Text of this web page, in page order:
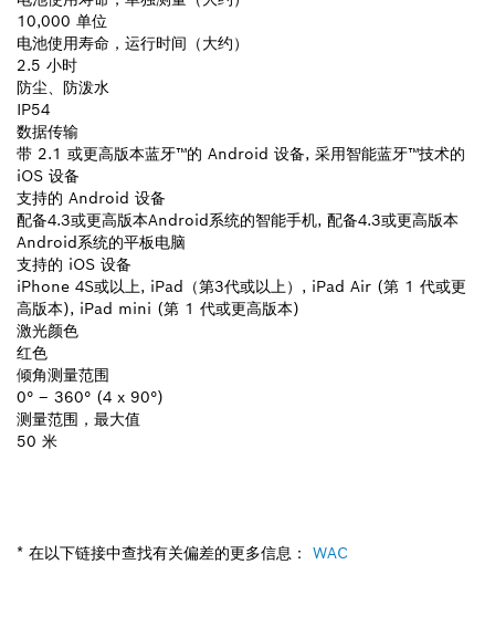
10,000 单位
电池使用寿命，运行时间（大约）
2.5 小时
防尘、防泼水
IP54
数据传输
带 2.1 或更高版本蓝牙™的 Android 设备, 采用智能蓝牙™技术的
iOS 设备
支持的 Android 设备
配备4.3或更高版本Android系统的智能手机, 配备4.3或更高版本
Android系统的平板电脑
支持的 iOS 设备
iPhone 4S或以上, iPad（第3代或以上）, iPad Air (第 1 代或更
高版本), iPad mini (第 1 代或更高版本)
激光颜色
红色
倾角测量范围
0° – 360° (4 x 90°)
测量范围，最大值
50 米
* 在以下链接中查找有关偏差的更多信息： WAC